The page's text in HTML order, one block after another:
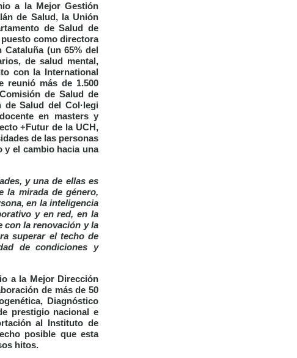
a la Mejor Gestión
de Salud, la Unión
de Salud de
como directora
(un 65% del
de salud mental,
con la International
reunió más de 1.500
de Salud de
Salud del Col·legi
en masters y
+Futur de la UCH,
de las personas
y el cambio hacia una
y una de ellas es
la mirada de género,
en la inteligencia
y en red, en la
con la renovación y la
superar el techo de
de condiciones y
a la Mejor Dirección
de más de 50
Diagnóstico
prestigio nacional e
al Instituto de
posible que esta
hitos.